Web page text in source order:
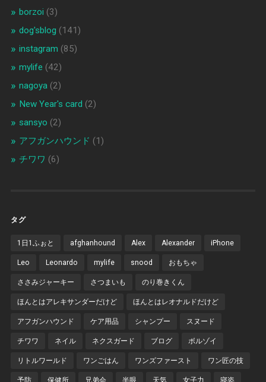
borzoi (3)
dog'sblog (141)
instagram (85)
mylife (42)
nagoya(2)
New Year's card (2)
sansyo (2)
アフガンハウンド (1)
チワワ (6)
タグ
1日1ふぉと afghanhound Alex Alexander iPhone
Leo Leonardo mylife snood おもちゃ
ささみジャーキー さつまいも のり巻きくん
ほんとはアレキサンダーだけど ほんとはレオナルドだけど
アフガンハウンド ケア用品 シャンプー スヌード
チワワ ネイル ネクスガード ブログ ボルゾイ
リトルワールド ワンごはん ワンズファースト ワン匠の技